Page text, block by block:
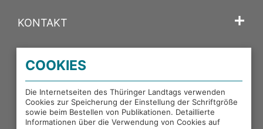
KONTAKT
PORTALE DES THÜRINGER LANDTAGS
EXTERNE LINKS
COOKIES
Die Internetseiten des Thüringer Landtags verwenden
Cookies zur Speicherung der Einstellung der Schriftgröße
sowie beim Bestellen von Publikationen. Detaillierte
Informationen über die Verwendung von Cookies auf